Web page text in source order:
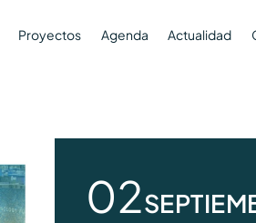
Proyectos Agenda Actualidad
02